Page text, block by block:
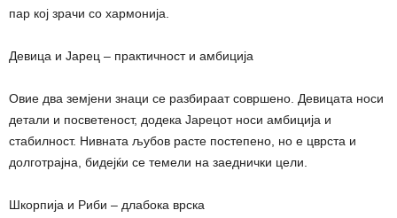
пар кој зрачи со хармонија.
Девица и Јарец – практичност и амбиција
Овие два земјени знаци се разбираат совршено. Девицата носи
детали и посветеност, додека Јарецот носи амбиција и
стабилност. Нивната љубов расте постепено, но е цврста и
долготрајна, бидејќи се темели на заеднички цели.
Шкорпија и Риби – длабока врска